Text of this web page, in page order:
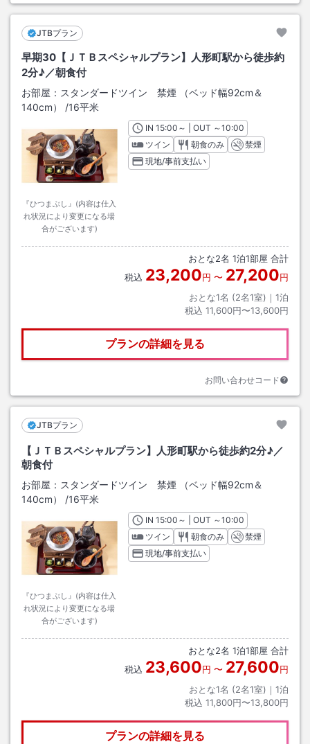
JTBプラン
早期30【ＪＴＢスペシャルプラン】人形町駅から徒歩約
2分♪／朝食付
お部屋： スタンダードツイン 禁煙 （ベッド幅92cm＆
140cm）
/16平米
『ひつまぶし』(内容は仕入
れ状況により変更になる場
合がございます)
INチェックイン
15:00 ～ | OUT チェックアウト
～10:00
ツイン
朝食のみ
禁煙
現地/事前支払い
おとな2名 1泊1部屋 合計
税込 23,200円 〜 27,200円
おとな1名 (2名1室)｜ 1泊
税込 11,600円〜13,600円
プランの詳細を見る
お問い合わせコード
JTBプラン
【ＪＴＢスペシャルプラン】人形町駅から徒歩約2分♪／
朝食付
お部屋： スタンダードツイン 禁煙 （ベッド幅92cm＆
140cm）
/16平米
『ひつまぶし』(内容は仕入
れ状況により変更になる場
合がございます)
INチェックイン
15:00 ～ | OUT チェックアウト
～10:00
ツイン
朝食のみ
禁煙
現地/事前支払い
おとな2名 1泊1部屋 合計
税込 23,600円 〜 27,600円
おとな1名 (2名1室)｜ 1泊
税込 11,800円〜13,800円
プランの詳細を見る